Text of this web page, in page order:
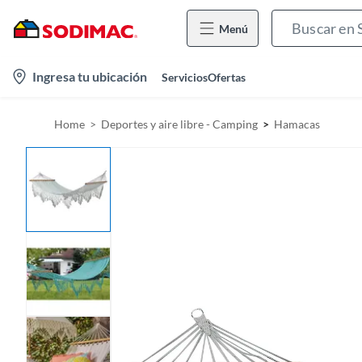
Menú
Ingresa tu ubicación ServiciosOfertas
Home Deportes y aire libre - Camping Hamacas